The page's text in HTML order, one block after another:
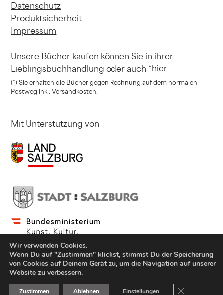
Datenschutz
Produktsicherheit
Impressum
Unsere Bücher kaufen könnenSie in ihrer
Lieblingsbuchhandlung oder auch *hier
(*) Sie erhalten die Bücher gegen Rechnung auf dem normalen
Postweg inkl. Versandkosten.
Mit Unterstützung von
© Copyright Jung und Jung Verlag GmbH 2021
Wir verwenden Cookies.
Wenn Du auf "Zustimmen" klickst, stimmst Du der Speicherung
von Cookies auf Deinem Gerät zu, um die Navigation auf unserer
Website zu verbessern.
Zustimmen Ablehnen Einstellungen GDPR